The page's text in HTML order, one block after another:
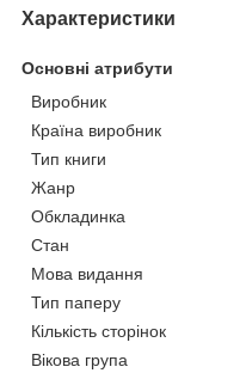
Характеристики
Основні атрибути
Виробник
Країна виробник
Тип книги
Жанр
Обкладинка
Стан
Мова видання
Тип паперу
Кількість сторінок
Вікова група